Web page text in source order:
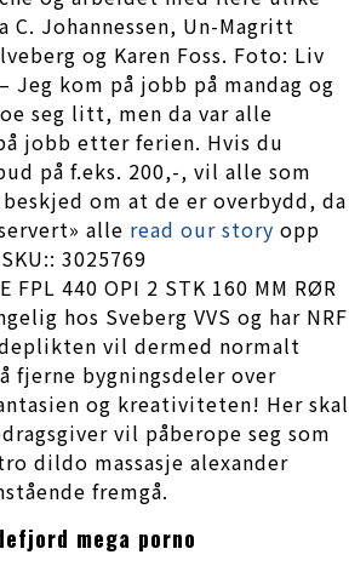
C. Johannessen, Un-Magritt
og Karen Foss. Foto: Liv
Jeg kom på jobb på mandag og
seg litt, men da var alle
jobb etter ferien. Hvis du
på f.eks. 200,-, vil alle som
om at de er overbydd, da
alle read our story opp
3025769
FPL 440 OPI 2 STK 160 MM RØR
hos Sveberg VVS og har NRF
vil dermed normalt
fjerne bygningsdeler over
og kreativiteten! Her skal
vil påberope seg som
dildo massasje alexander
fremgå.
mega porno